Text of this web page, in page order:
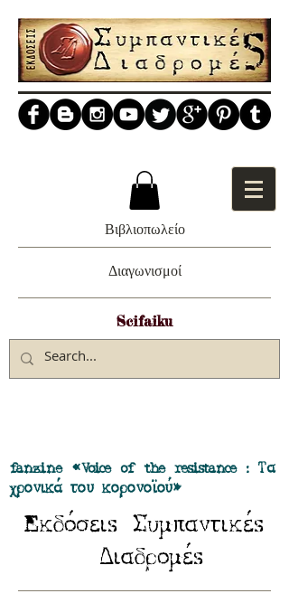
Βιβλιοπωλείο
Διαγωνισμοί
Scifaiku
fanzine «Voice of the resistance : Τα
χρονικά του κορονοϊού»
Eκδόσειs Συμπαντικέs
Διαδρομέs